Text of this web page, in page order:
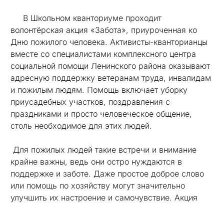
В Школьном кванториуме проходит
волонтёрская акция «Забота», приуроченная ко
Дню пожилого человека. Активисты-кванторианцы
вместе со специалистами комплексного центра
социальной помощи Ленинского района оказывают
адресную поддержку ветеранам труда, инвалидам
и пожилым людям. Помощь включает уборку
приусадебных участков, поздравления с
праздниками и просто человеческое общение,
столь необходимое для этих людей.
Для пожилых людей такие встречи и внимание
крайне важны, ведь они остро нуждаются в
поддержке и заботе. Даже простое доброе слово
или помощь по хозяйству могут значительно
улучшить их настроение и самочувствие. Акция